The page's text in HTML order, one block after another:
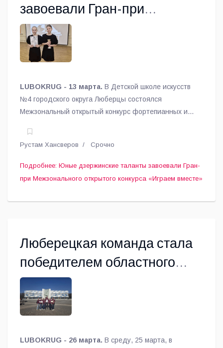
завоевали Гран-при
Межзонального открытого
конкурса «Играем вместе»
LUBOKRUG - 13 марта. В Детской школе искусств
№4 городского округа Люберцы состоялся
Межзональный открытый конкурс фортепианных и
Рустам Хансверов Срочно
Подробнее: Юные дзержинские таланты завоевали Гран-
при Межзонального открытого конкурса «Играем вместе»
Люберецкая команда стала
победителем областного
«КультПрофКвеста»
LUBOKRUG - 26 марта. В среду, 25 марта, в